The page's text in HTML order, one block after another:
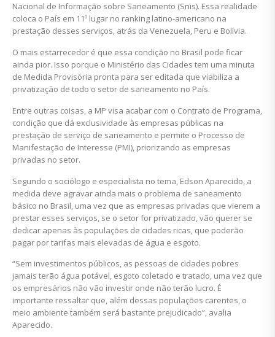
Nacional de Informação sobre Saneamento (Snis). Essa realidade
coloca o País em 11º lugar no ranking latino-americano na
prestação desses serviços, atrás da Venezuela, Peru e Bolívia.
O mais estarrecedor é que essa condição no Brasil pode ficar
ainda pior. Isso porque o Ministério das Cidades tem uma minuta
de Medida Provisória pronta para ser editada que viabiliza a
privatização de todo o setor de saneamento no País.
Entre outras coisas, a MP visa acabar com o Contrato de Programa,
condição que dá exclusividade às empresas públicas na
prestação de serviço de saneamento e permite o Processo de
Manifestação de Interesse (PMI), priorizando as empresas
privadas no setor.
Segundo o sociólogo e especialista no tema, Edson Aparecido, a
medida deve agravar ainda mais o problema de saneamento
básico no Brasil, uma vez que as empresas privadas que vierem a
prestar esses serviços, se o setor for privatizado, vão querer se
dedicar apenas às populações de cidades ricas, que poderão
pagar por tarifas mais elevadas de água e esgoto.
“Sem investimentos públicos, as pessoas de cidades pobres
jamais terão água potável, esgoto coletado e tratado, uma vez que
os empresários não vão investir onde não terão lucro. É
importante ressaltar que, além dessas populações carentes, o
meio ambiente também será bastante prejudicado”, avalia
Aparecido.